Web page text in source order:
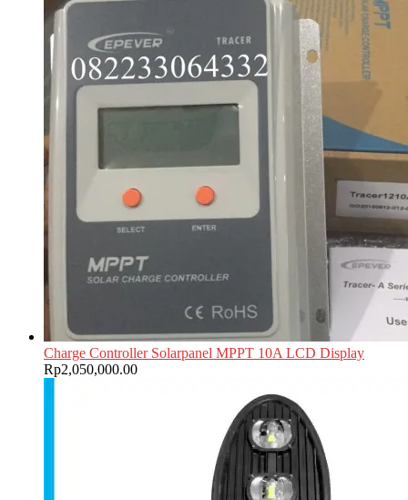
Charge Controller Solarpanel MPPT 10A LCD Display
Rp2,050,000.00